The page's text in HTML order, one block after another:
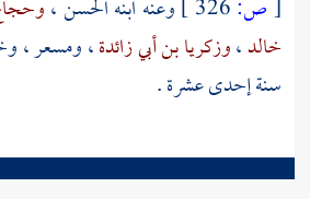
[ص: وعنه ابنهالحسن،
خالد،وزكريا بن أبي زائدة،ومسعر،
سنة إحدى عشرة .